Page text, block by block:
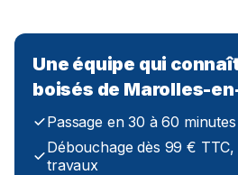
Une équipe qui
boisés de Marolles-
Passage en 30 à 60
Débouchage dès 99 €
travaux